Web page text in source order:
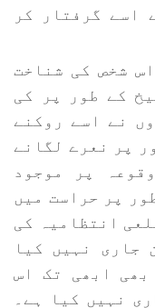
اسے گرفتار کر
شخص کی شناخت
کے طور پر کی
نے اسے روکنے
پر نعرے لگانے
پر موجود
پر حراست میں
انتظامیہ کی
جاری نہیں کیا
ابھی تک اس
نہیں کیا ہے۔